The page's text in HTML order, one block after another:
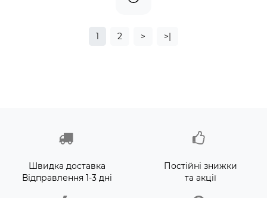
1 2 > >|
Швидка доставка
Відправлення 1-3 дні
Постійні знижки
та акції